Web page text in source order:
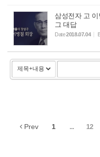
삼성전자 고
그 대답
Date2018.07.04
Prev 1 ... 12